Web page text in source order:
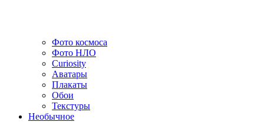
Фото космоса
Фото НЛО
Curiosity
Аватары
Плакаты
Обои
Текстуры
Необычное